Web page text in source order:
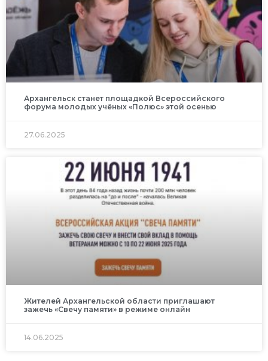
Архангельск станет площадкой Всероссийского
форума молодых учёных «Полюс» этой осенью
27.06.2025
Жителей Архангельской области приглашают
зажечь «Свечу памяти» в режиме онлайн
14.06.2025